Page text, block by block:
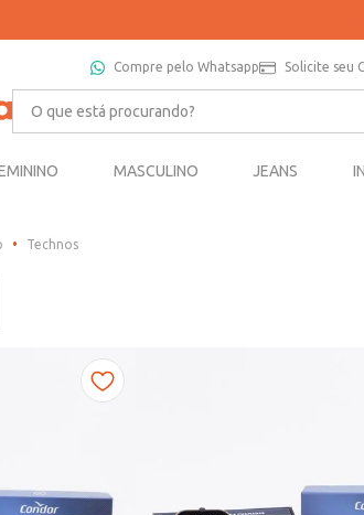
Compre pelo Whatsapp Solicite seu
O que está procurando?
MASCULINO JEANS
Technos